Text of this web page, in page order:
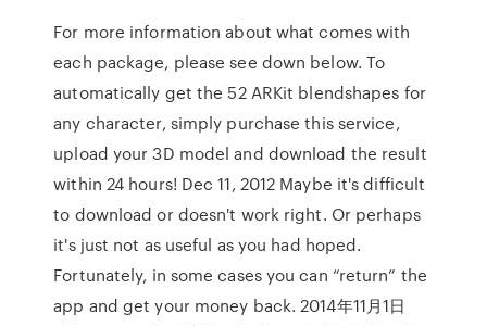
For more information about what comes with
each package, please see down below. To
automatically get the 52 ARKit blendshapes for
any character, simply purchase this service,
upload your 3D model and download the result
within 24 hours! Dec 11, 2012 Maybe it's difficult
to download or doesn't work right. Or perhaps
it's just not as useful as you had hoped.
Fortunately, in some cases you can “return” the
app and get your money back. 2014年11月1日